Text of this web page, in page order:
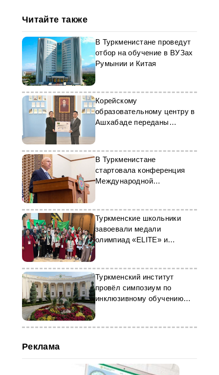
Читайте также
В Туркменистане проведут
отбор на обучение в ВУЗах
Румынии и Китая
Корейскому
образовательному центру в
Ашхабаде переданы
В Туркменистане
стартовала конференция
Международной
Туркменские школьники
завоевали медали
олимпиад «ELITE» и
«MathXCEL»
Туркменский институт
провёл симпозиум по
инклюзивному обучению
английскому
Реклама